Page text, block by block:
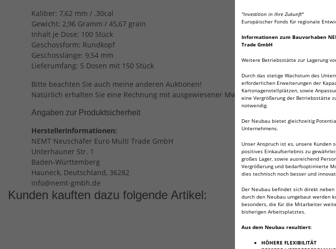
"Investition in Ihre Zukunft"
Europäischer Fonds für regionale
Informationen zum Bauvorhaben
Trade GmbH
Weitere Betriebsstätte zur Lagerung
Durch das stetige Wachstum des
erforderlichen Erweiterungen der
Kartonagenstellplätzen, sowie
eine Vergrößerung der Betriebsstätte
notwendig.
Der Neubau bietet gleichzeitig
Unternehmens.
Unser Anspruch ist es, unsere Kunden
positives Einkaufserlebnis zu
großes Lager, sowie ausreichend
Vergrößerung und bedarfsoptimierte
dies technisch noch besser und
Der Neubau befindet sich direkt
durch den Neubau umgebaut werden
besonders, die für die Mitarbeiter
bisherigen Arbeitsplatztes.
Aus dem Neubau resultiert:
HÖHERE FLEXIBILITÄT
Kaliber: 7,62 mm / .30cal
Gewicht: 2,96 Gramm / 45,67 grain
Inhalt je Dose: 100 Stück
Geschossform: Rundkopf
Geschosslänge: 9,54 mm
Lieferumfang: 5 Dosen mit 150 Stück
Bitte beachten Sie auch meine anderen Auktionen!
Natürlich erhalten Sie eine Rechnung mit ausgewiesener MwSt.
Angaben zur Produktsicherheit
Herstellerinformationen:
NEMT Neuschäfer Euro Multi Trade GmbH
Unterhauner Str. 1
Baden-Württemberg
Hauneck, Deutschland, 36282
info@nemt-gmbh.de
Kunden kauften dazu folgende Artikel: